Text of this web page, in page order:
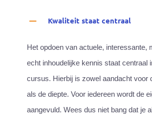
Kwaliteit staat centraal
Het opdoen van actuele, interessante,
echt inhoudelijke kennis staat centraal
cursus. Hierbij is zowel aandacht voor
als de diepte. Voor iedereen wordt de
aangevuld. Wees dus niet bang dat je